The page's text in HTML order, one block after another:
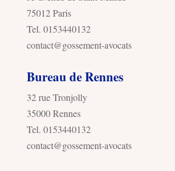
75012 Paris
Tel. 0153440132
contact@gossement-avocats
Bureau de Rennes
32 rue Tronjolly
35000 Rennes
Tel. 0153440132
contact@gossement-avocats